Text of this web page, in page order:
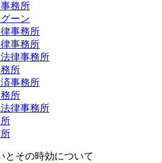
事務所
ーン
事務所
事務所
律事務所
所
事務所
所
律事務所
とその時効について